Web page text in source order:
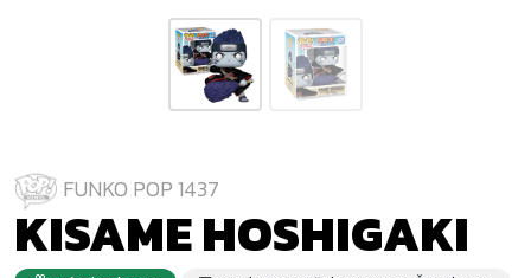
FUNKO POP 1437
KISAME HOSHIGAKI